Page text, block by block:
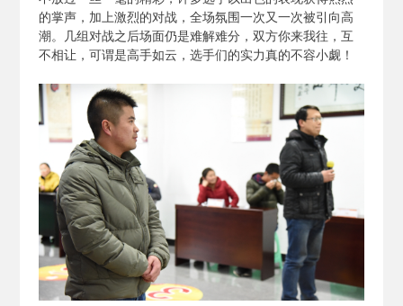
的掌声，加上激烈的对战，全场氛围一次又一次被引向高
潮。几组对战之后场面仍是难解难分，双方你来我往，互
不相让，可谓是高手如云，选手们的实力真的不容小觑！